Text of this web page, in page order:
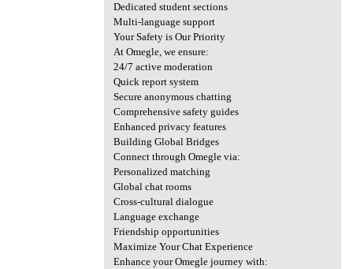
Dedicated student sections
Multi-language support
Your Safety is Our Priority
At Omegle, we ensure:
24/7 active moderation
Quick report system
Secure anonymous chatting
Comprehensive safety guides
Enhanced privacy features
Building Global Bridges
Connect through Omegle via:
Personalized matching
Global chat rooms
Cross-cultural dialogue
Language exchange
Friendship opportunities
Maximize Your Chat Experience
Enhance your Omegle journey with: